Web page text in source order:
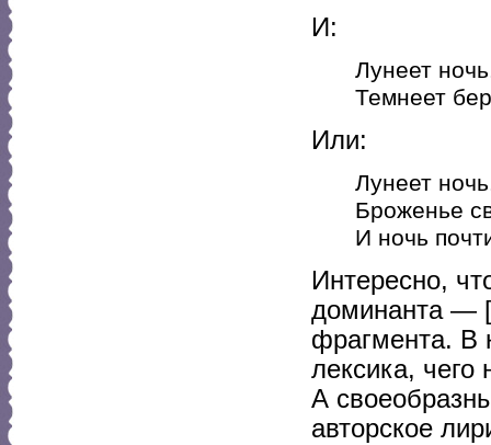
И:
Лунеет
Темнеет
Или:
Лунеет
Броженье
И ночь
Интересно,
доминанта —
фрагмента. В
лексика, чего
А
авторское